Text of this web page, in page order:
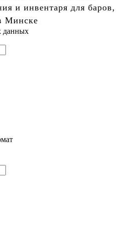
и инвентаря для баров,
Минске
данных